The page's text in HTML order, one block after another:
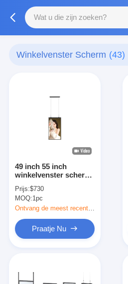
Winkelvenster Scherm (43)
49 inch 55 inch
winkelvenster scherm
reclame scherm
Prijs:$730
MOQ:1pc
Ontvang de meest recente Prijs
Praatje Nu